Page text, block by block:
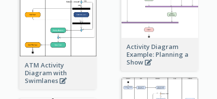
ATM Activity
Diagram with
Swimlanes
Activity Diagram
Example: Planning a
Show